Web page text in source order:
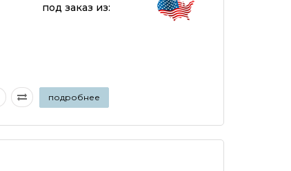
под заказ из:
подробнее